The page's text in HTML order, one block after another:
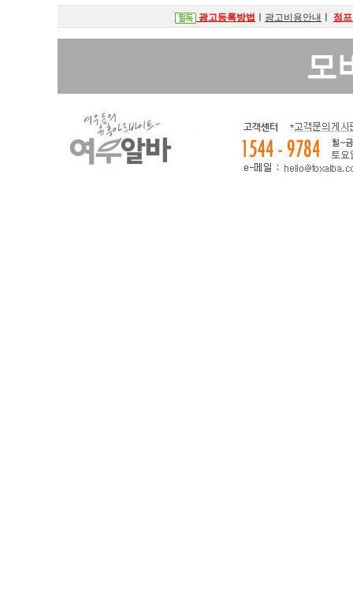
광고등록방법 광고비용안내 점
모